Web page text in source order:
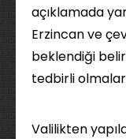
açıklamada
Erzincan ve
beklendiği
tedbirli
Valilikten